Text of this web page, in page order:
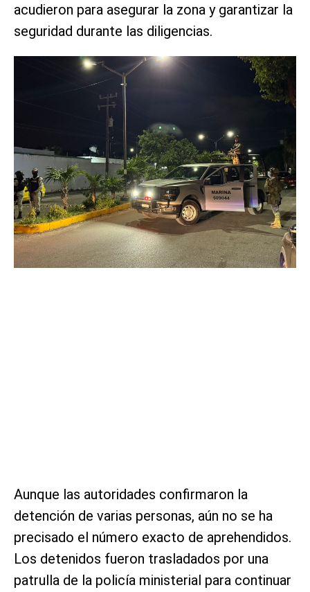
acudieron para asegurar la zona y garantizar la
seguridad durante las diligencias.
Aunque las autoridades confirmaron la
detención de varias personas, aún no se ha
precisado el número exacto de aprehendidos.
Los detenidos fueron trasladados por una
patrulla de la policía ministerial para continuar